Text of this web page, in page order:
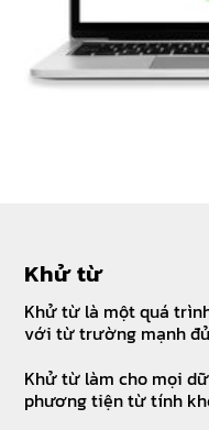
Khử từ
Khử từ là một quá
với từ trường mạnh
Khử từ làm cho mọi
phương tiện từ tính